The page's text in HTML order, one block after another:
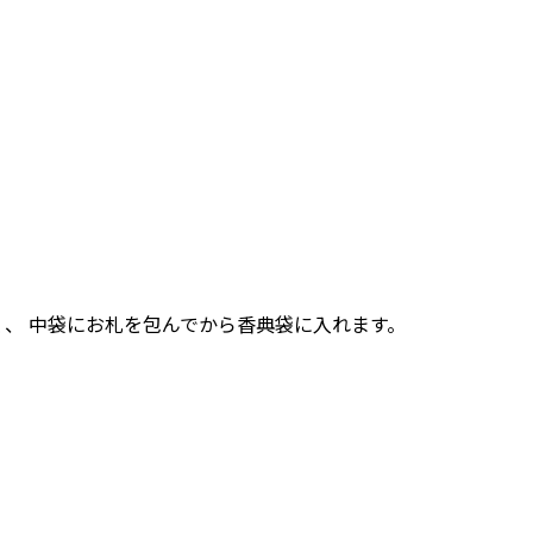
中袋にお札を包んでから香典袋に入れます。